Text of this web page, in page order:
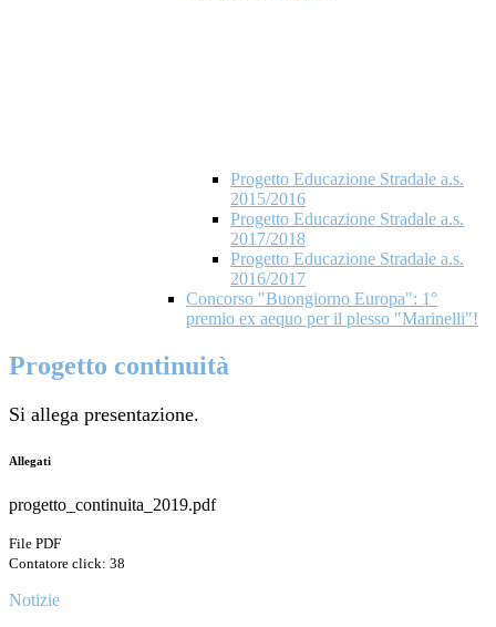
Progetto Educazione Stradale a.s.
2015/2016
Progetto Educazione Stradale a.s.
2017/2018
Progetto Educazione Stradale a.s.
2016/2017
Concorso "Buongiorno Europa": 1°
premio ex aequo per il plesso "Marinelli"!
Progetto continuità
Si allega presentazione.
Allegati
progetto_continuita_2019.pdf
File PDF
Contatore click: 38
Notizie